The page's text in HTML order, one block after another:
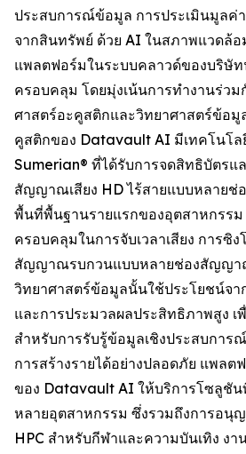
ประสบการณ์ข้อมูล การประเมินมูลค่า
จากสินทรัพย์ ด้วย AI ในสภาพแวดล้อ
แพลตฟอร์มในระบบคลาวด์ของบริษั
ครอบคลุม โดยมุ่งเน้นการทำงานร่ว
ศาสตร์อะคูสติกและวิทยาศาสตร์ข้อมู
คูสติกของ Datavault AI มีเทคโนโล
Sumerian® ที่ได้รับการจดสิทธิบัตรแ
สัญญาณเสียง HD ไร้สายแบบหลาย
พื้นที่พื้นฐานรายแรกของอุตสาหกรร
ครอบคลุมในการจับเวลาเสียง การซิ
สัญญาณรบกวนแบบหลายช่องสัญญา
วิทยาศาสตร์ข้อมูลนั้นใช้ประโยชน์จา
และการประมวลผลประสิทธิภาพสูง
สำหรับการรับรู้ข้อมูลเชิงประสบการ
การสร้างรายได้อย่างปลอดภัย แพลต
ของ Datavault AI ให้บริการโซลูชั
หลายอุตสาหกรรม ซึ่งรวมถึงการอนุ
HPC สำหรับกีฬาและความบันเทิง ง